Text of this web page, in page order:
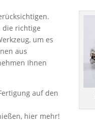
die richtige
um es
aus
Ihnen
auf den
hier mehr!